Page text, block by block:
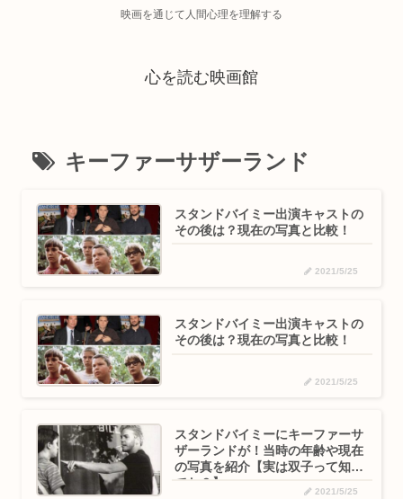
映画を通じて人間心理を理解する
心を読む映画館
キーファーサザーランド
スタンドバイミー出演キャストの
その後は？現在の写真と比較！
2021/5/25
スタンドバイミー出演キャストの
その後は？現在の写真と比較！
2021/5/25
スタンドバイミーにキーファーサ
ザーランドが！当時の年齢や現在
の写真を紹介【実は双子って知っ
てた？】
2021/5/25